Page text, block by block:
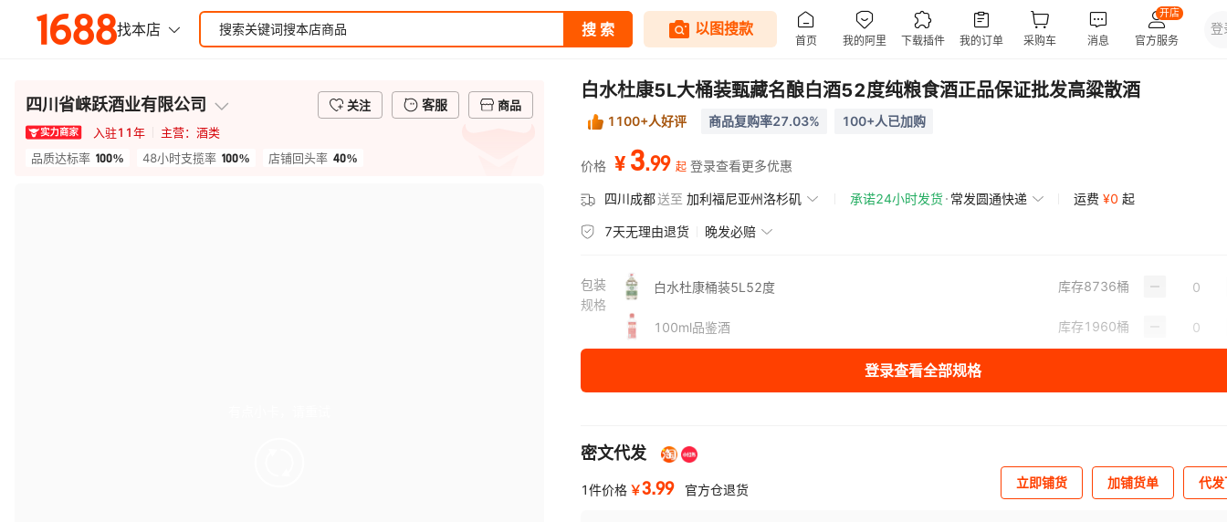
四川省崃跃酒业有限公司 关注 客服
商品
入驻11年 主营：酒类
品质达标率 100% 48小时支揽率 100% 店铺回头率 40%
白水杜康5L大桶装甄藏名酿白酒52度纯粮食酒正品保证批发高粱散酒
1100+人好评 商品复购率27.03% 100+人已加购
价格 ¥ 3.99 起 登录查看更多优惠
四川成都送至 加利福尼亚州洛杉矶 承诺24小时发货 常发圆通快递 运费 ¥0 起
7天无理由退货 晚发必赔
包装
规格
白水杜康桶装5L52度 库存8736桶
100ml品鉴酒 库存1960桶
登录查看全部规格
密文代发
1件价格 ￥3.99 官方仓退货 立即铺货 加铺货单 代